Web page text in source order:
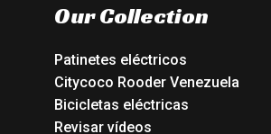
Our Collection
Patinetes eléctricos
Citycoco Rooder Venezuela
Bicicletas eléctricas
Revisar vídeos